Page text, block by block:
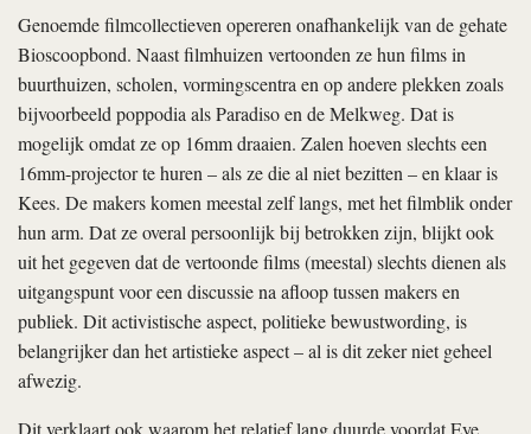
Genoemde filmcollectieven opereren onafhankelijk van de gehate
Bioscoopbond. Naast filmhuizen vertoonden ze hun films in
buurthuizen, scholen, vormingscentra en op andere plekken zoals
bijvoorbeeld poppodia als Paradiso en de Melkweg. Dat is
mogelijk omdat ze op 16mm draaien. Zalen hoeven slechts een
16mm-projector te huren – als ze die al niet bezitten – en klaar is
Kees. De makers komen meestal zelf langs, met het filmblik onder
hun arm. Dat ze overal persoonlijk bij betrokken zijn, blijkt ook
uit het gegeven dat de vertoonde films (meestal) slechts dienen als
uitgangspunt voor een discussie na afloop tussen makers en
publiek. Dit activistische aspect, politieke bewustwording, is
belangrijker dan het artistieke aspect – al is dit zeker niet geheel
afwezig.
Dit verklaart ook waarom het relatief lang duurde voordat Eye